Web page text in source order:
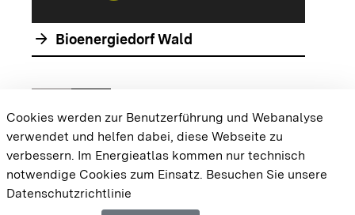
arrow_forward Bioenergiedorf Wald
Zur vorhergehenden Folie springen
chevron_rightZur nächsten Folie springen
{{#displayPraxisbeispielMap}} {{{body}}}
{{/displayPraxisbeispielMap}}
Cookie-EinstellungenBarrierefreiheit
Cookies werden zur Benutzerführung und Webanalyse
verwendet und helfen dabei, diese Webseite zu
verbessern. Im Energieatlas kommen nur technisch
notwendige Cookies zum Einsatz. Besuchen Sie unsere
Datenschutzrichtlinie